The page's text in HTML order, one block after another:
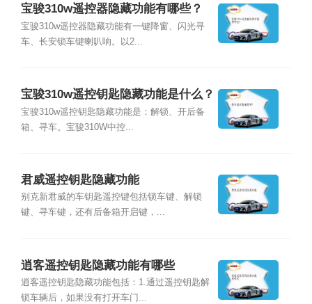
宝骏310w遥控器隐藏功能有哪些？
宝骏310w遥控器隐藏功能有一键降窗、闪光寻
车、长安锁车键喇叭响。以2...
宝骏310w遥控钥匙隐藏功能是什么？
宝骏310w遥控钥匙隐藏功能是：解锁、开后备
箱、寻车。宝骏310W中控...
君威遥控钥匙隐藏功能
别克新君威的车钥匙遥控键包括锁车键、解锁
键、寻车键，还有后备箱开启键，...
逍客遥控钥匙隐藏功能有哪些
逍客遥控钥匙隐藏功能包括：1.通过遥控钥匙解
锁车辆后，如果没有打开车门...